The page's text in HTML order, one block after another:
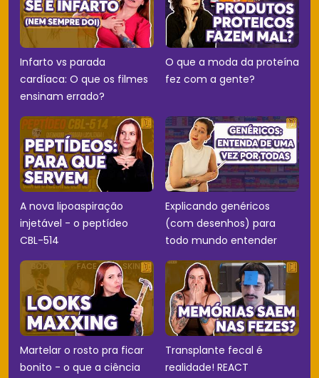
Infarto vs parada
cardíaca: O que os filmes
ensinam errado?
O que a moda da proteína
fez com a gente?
A nova lipoaspiração
injetável - o peptídeo
CBL-514
Explicando genéricos
(com desenhos) para
todo mundo entender
Martelar o rosto pra ficar
bonito - o que a ciência
Transplante fecal é
realidade! REACT